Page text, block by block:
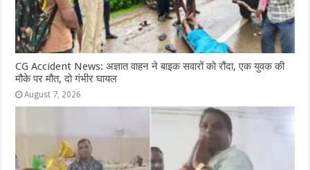
CG Accident News: अज्ञात वाहन ने बाइक सवारों को रौंदा, एक युवक की
मौके पर मौत, दो गंभीर घायल
August 7, 2026